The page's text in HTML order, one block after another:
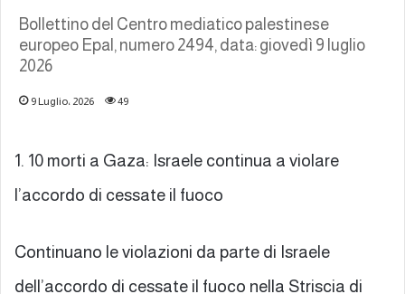
Bollettino del Centro mediatico palestinese
europeo Epal, numero 2494, data: giovedì 9 luglio
2026
9 Luglio، 2026 49
1. 10 morti a Gaza: Israele continua a violare
l’accordo di cessate il fuoco
Continuano le violazioni da parte di Israele
dell’accordo di cessate il fuoco nella Striscia di